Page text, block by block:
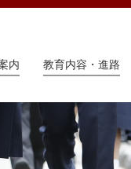
内 教育内容・進路